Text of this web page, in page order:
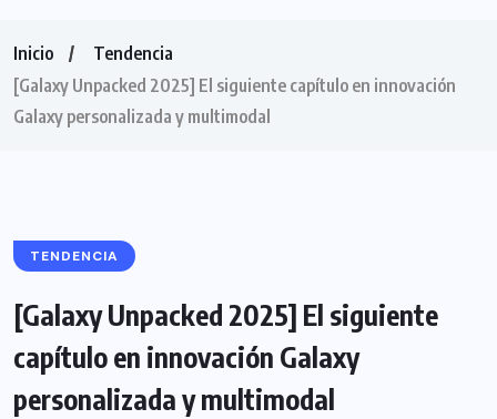
Inicio
Tendencia
[Galaxy Unpacked 2025] El siguiente capítulo en innovación
Galaxy personalizada y multimodal
TENDENCIA
[Galaxy Unpacked 2025] El siguiente
capítulo en innovación Galaxy
personalizada y multimodal